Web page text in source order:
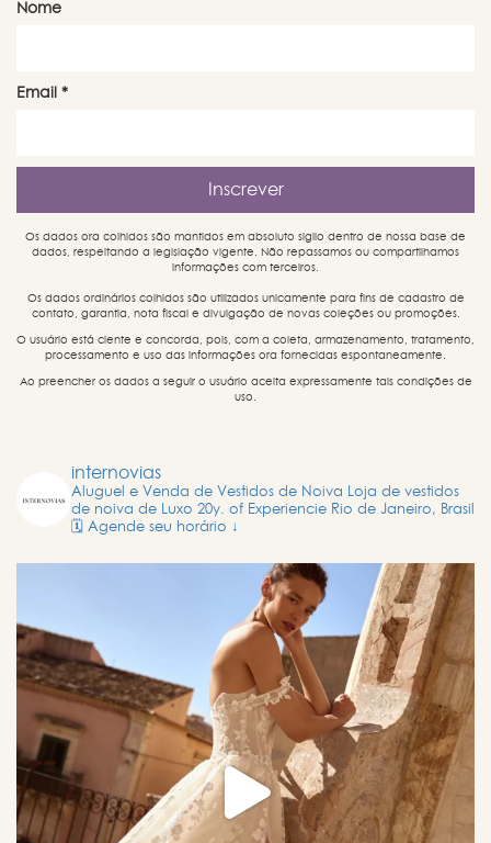
Nome
Email *
Os dados ora colhidos são mantidos em absoluto sigilo dentro de nossa base de
dados, respeitando a legislação vigente. Não repassamos ou compartilhamos
informações com terceiros.
Os dados ordinários colhidos são utilizados unicamente para fins de cadastro de
contato, garantia, nota fiscal e divulgação de novas coleções ou promoções.
O usuário está ciente e concorda, pois, com a coleta, armazenamento, tratamento,
processamento e uso das informações ora fornecidas espontaneamente.
Ao preencher os dados a seguir o usuário aceita expressamente tais condições de
uso.
internovias
Aluguel e Venda de Vestidos de Noiva Loja de vestidos
de noiva de Luxo 20y. of Experiencie Rio de Janeiro, Brasil
🗓️ Agende seu horário ↓